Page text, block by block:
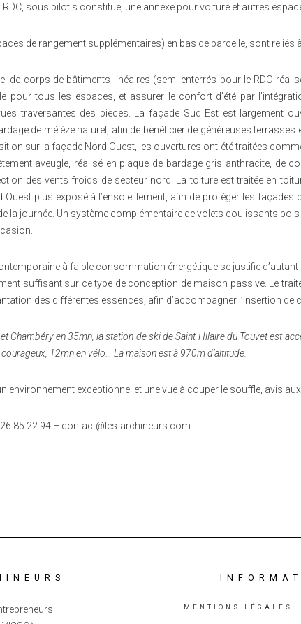
RDC, sous pilotis constitue, une annexe pour voiture et autres
de rangement supplémentaires) en bas de parcelle, sont
de corps de bâtiments linéaires (semi-enterrés pour le RDC
pour tous les espaces, et assurer le confort d’été par
traversantes des pièces. La façade Sud Est est largement
de mélèze naturel, afin de bénéficier de généreuses
sur la façade Nord Ouest, les ouvertures ont été traitées
aveugle, réalisé en plaque de bardage gris anthracite,
des vents froids de secteur nord. La toiture est traitée en
plus exposé à l’ensoleillement, afin de protéger les
la journée. Un système complémentaire de volets coulissants
à faible consommation énergétique se justifie
suffisant sur ce type de conception de maison passive. Le
des différentes essences, afin d’accompagner l’insertion de
Chambéry en 35mn, la station de ski de Saint Hilaire du Touvet est
12mn en vélo… La maison est à 970m d’altitude.
environnement exceptionnel et une vue à couper le souffle, avis
85 22 94 – contact@les-archineurs.com
MENTIONS LÉGALES